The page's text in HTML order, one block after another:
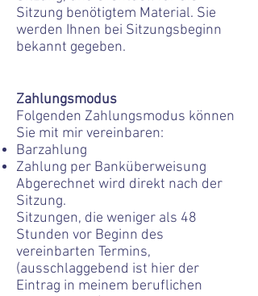
Sitzung benötigtem Material. Sie
werden Ihnen bei Sitzungsbeginn
bekannt gegeben.
Zahlungsmodus
Folgenden Zahlungsmodus können
Sie mit mir vereinbaren:
Barzahlung
Zahlung per Banküberweisung
Abgerechnet wird direkt nach der
Sitzung.
Sitzungen, die weniger als 48
Stunden vor Beginn des
vereinbarten Termins,
(ausschlaggebend ist hier der
Eintrag in meinem beruflichen